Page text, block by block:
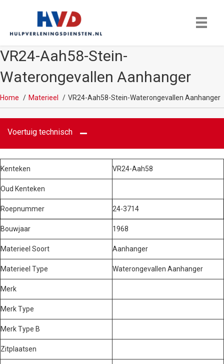
VR24-Aah58-Stein-
Waterongevallen Aanhanger
Home Materieel VR24-Aah58-Stein-Waterongevallen Aanhanger
Voertuig technisch
Kenteken VR24-Aah58
Oud Kenteken
Roepnummer 24-3714
Bouwjaar 1968
Materieel Soort Aanhanger
Materieel Type Waterongevallen Aanhanger
Merk
Merk Type
Merk Type B
Zitplaatsen